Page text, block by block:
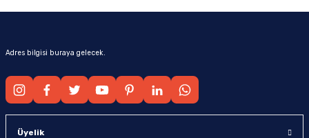
Adres bilgisi buraya gelecek.
Üyelik